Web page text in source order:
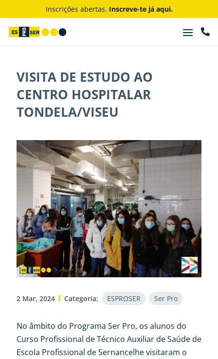
Inscrições abertas. Inscreve-te já aqui.

VISITA DE ESTUDO AO
CENTRO HOSPITALAR
TONDELA/VISEU
2 Mar, 2024 Categoria: ESPROSER Ser Pro
No âmbito do Programa Ser Pro, os alunos do
Curso Profissional de Técnico Auxiliar de Saúde de
Escola Profissional de Sernancelhe visitaram o